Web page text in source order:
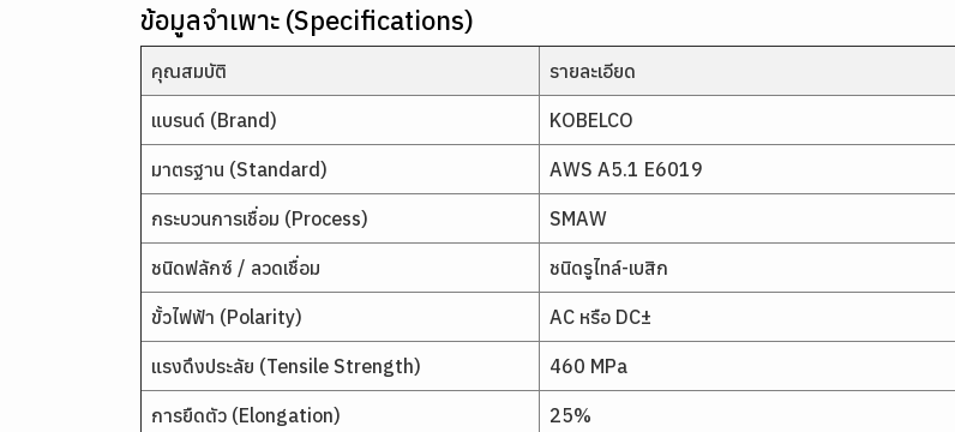
ข้อมูลจำเพาะ (Specifications)
คุณสมบัติ รายละเอียด
แบรนด์ (Brand) KOBELCO
มาตรฐาน (Standard) AWS A5.1 E6019
กระบวนการเชื่อม (Process) SMAW
ชนิดฟลักซ์ / ลวดเชื่อม ชนิดรูไทล์-เบสิก
ขั้วไฟฟ้า (Polarity) AC หรือ DC±
แรงดึงประลัย (Tensile Strength) 460 MPa
การยืดตัว (Elongation) 25%